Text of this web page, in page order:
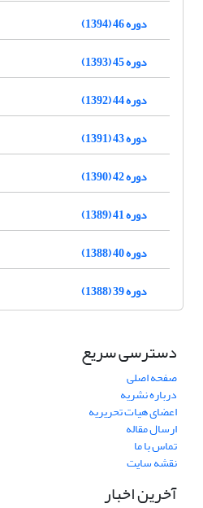
دوره 46 (1394)
دوره 45 (1393)
دوره 44 (1392)
دوره 43 (1391)
دوره 42 (1390)
دوره 41 (1389)
دوره 40 (1388)
دوره 39 (1388)
دسترسی سریع
صفحه اصلی
درباره نشریه
اعضای هیات تحریریه
ارسال مقاله
تماس با ما
نقشه سایت
آخرین اخبار